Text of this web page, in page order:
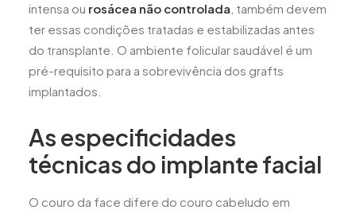
intensa ou rosácea não controlada , também devem
ter essas condições tratadas e estabilizadas antes
do transplante. O ambiente folicular saudável é um
pré-requisito para a sobrevivência dos grafts
implantados.
As especificidades
técnicas do implante facial
O couro da face difere do couro cabeludo em